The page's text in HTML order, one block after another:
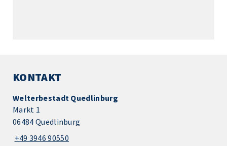
KONTAKT
Welterbestadt Quedlinburg
Markt 1
06484 Quedlinburg
+49 3946 90550